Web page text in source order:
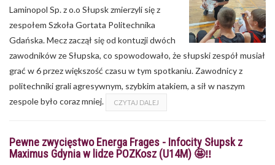
Laminopol Sp. z o.o Słupsk zmierzyli się z
zespołem Szkoła Gortata Politechnika
Gdańska. Mecz zaczął się od kontuzji dwóch
zawodników ze Słupska, co spowodowało, że słupski zespół musiał
grać w 6 przez większość czasu w tym spotkaniu. Zawodnicy z
politechniki grali agresywnym, szybkim atakiem, a sił w naszym
zespole było coraz mniej.
CZYTAJ DALEJ
Pewne zwycięstwo Energa Frages - Infocity Słupsk z
Maximus Gdynia w lidze POZKosz (U14M) 🤩‼